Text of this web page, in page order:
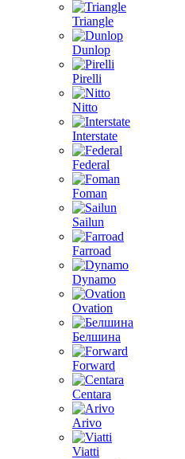
Triangle
Dunlop
Pirelli
Nitto
Interstate
Federal
Foman
Sailun
Farroad
Dynamo
Ovation
Белшина
Forward
Centara
Arivo
Viatti